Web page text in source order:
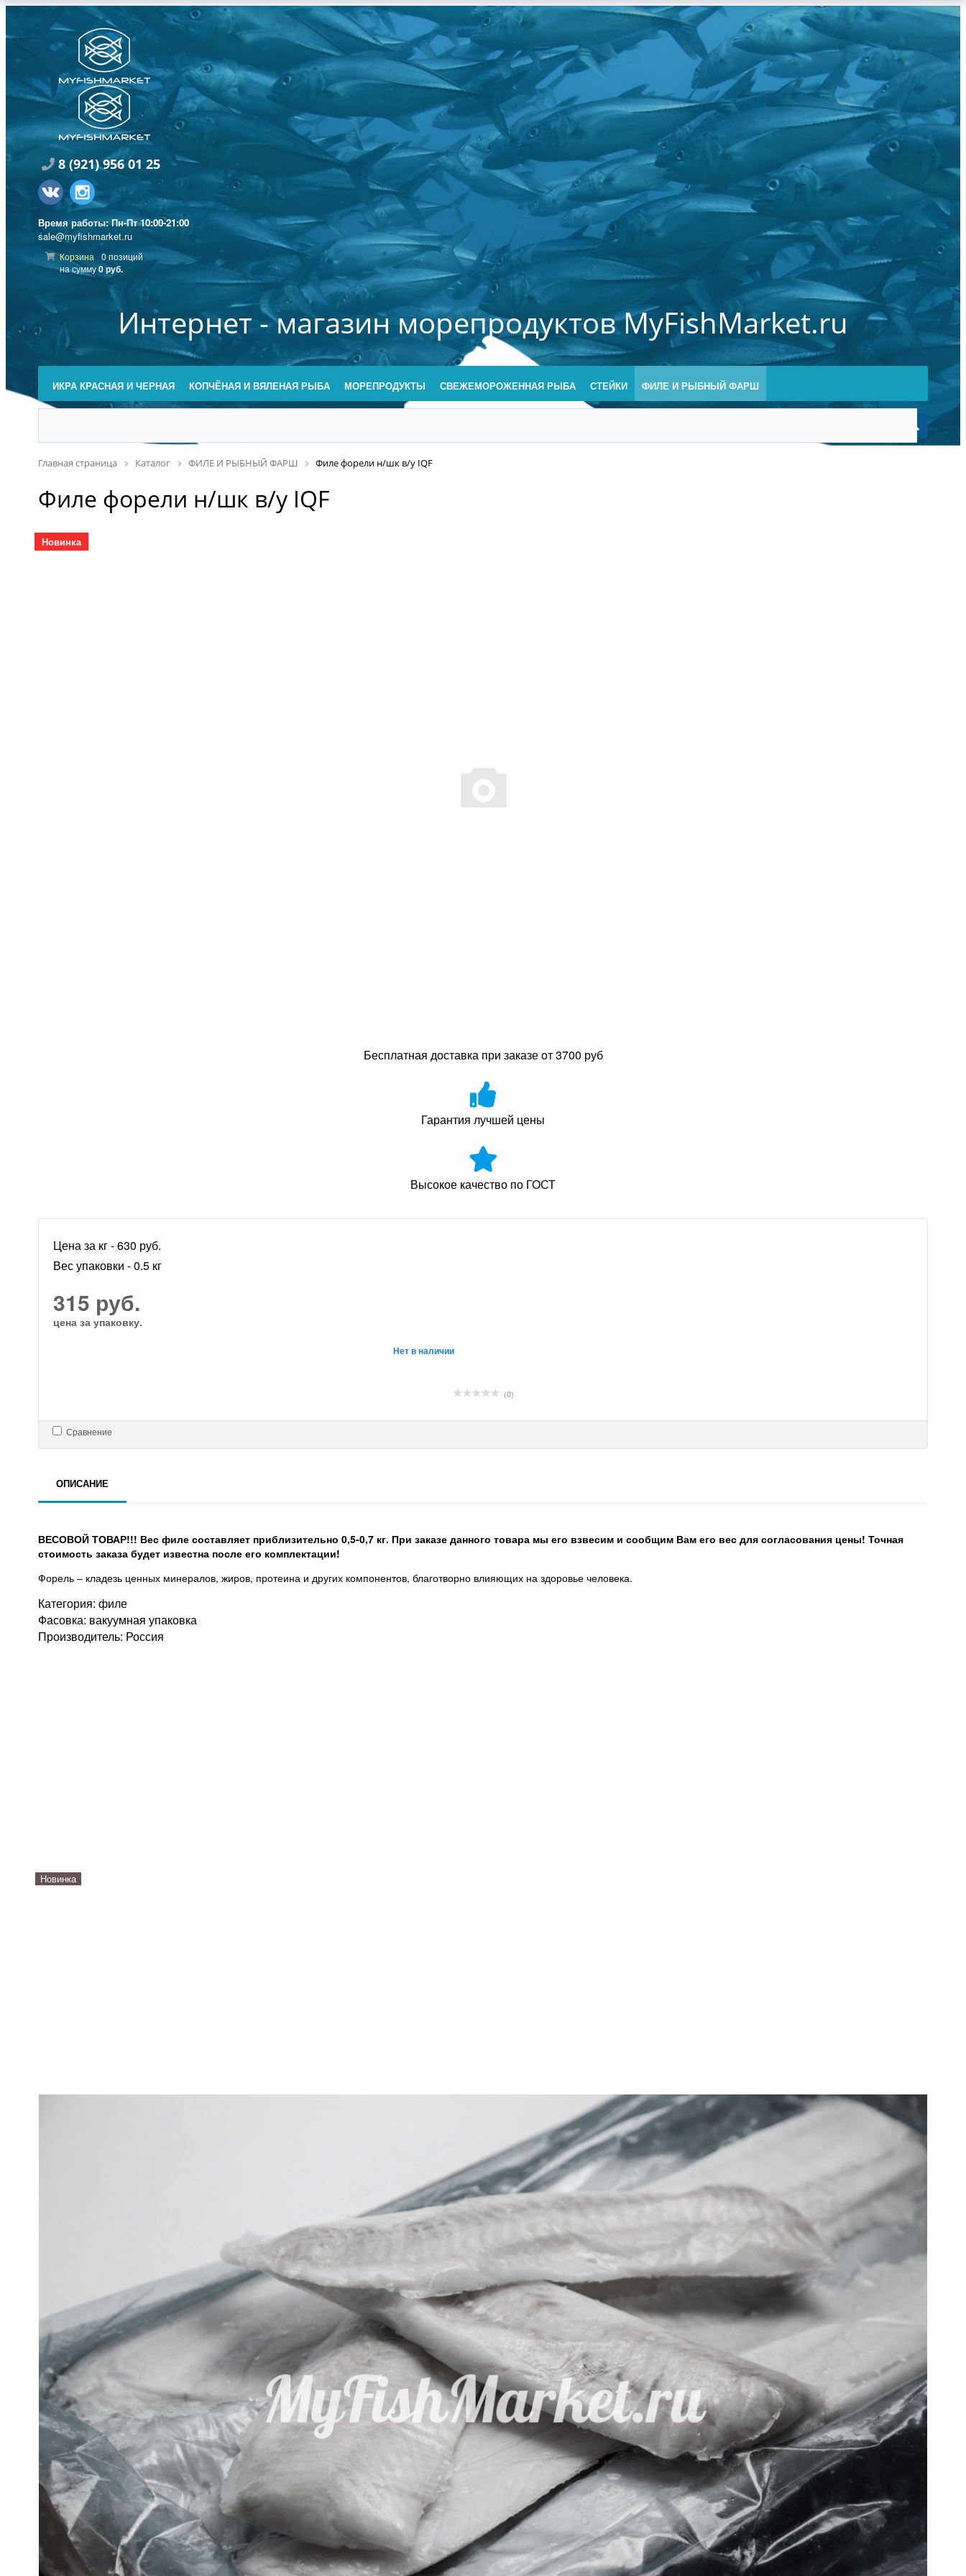
8 (921) 956 01 25
Время работы: Пн-Пт 10:00-21:00
sale@myfishmarket.ru
Корзина
0 позиций
на сумму0 руб.
Интернет - магазин морепродуктов MyFishMarket.ru
ИКРА КРАСНАЯ И ЧЕРНАЯ КОПЧЁНАЯ И ВЯЛЕНАЯ РЫБА МОРЕПРОДУКТЫ СВЕЖЕМОРОЖЕННАЯ РЫБА СТЕЙКИ ФИЛЕ И РЫБНЫЙ ФАРШ
Главная страница Каталог ФИЛЕ И РЫБНЫЙ ФАРШ Филе форели н/шк в/у IQF
Филе форели н/шк в/у IQF
Новинка
Бесплатная доставка при заказе от 3700 руб
Гарантия лучшей цены
Высокое качество по ГОСТ
Цена за кг - 630 руб.
Вес упаковки - 0.5 кг
315 руб.
цена за упаковку.
Нет в наличии
(0)
Сравнение
ОПИСАНИЕ
ВЕСОВОЙ ТОВАР!!! Вес филе составляет приблизительно 0,5-0,7 кг. При заказе данного товара мы его взвесим и сообщим Вам его вес для согласования цены! Точная
стоимость заказа будет известна после его комплектации!
Форель – кладезь ценных минералов, жиров, протеина и других компонентов, благотворно влияющих на здоровье человека.
Категория: филе
Фасовка: вакуумная упаковка
Производитель: Россия
Новинка